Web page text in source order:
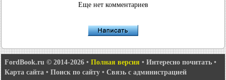
Еще нет комментариев
FordBook.ru © 2014-2026 • Полная версия • Интересно почитать •
Карта сайта • Поиск по сайту • Связь с администрацией